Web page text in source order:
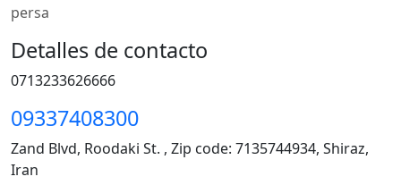
persa
Detalles de contacto
0713233626666
09337408300
Zand Blvd, Roodaki St. , Zip code: 7135744934, Shiraz,
Iran